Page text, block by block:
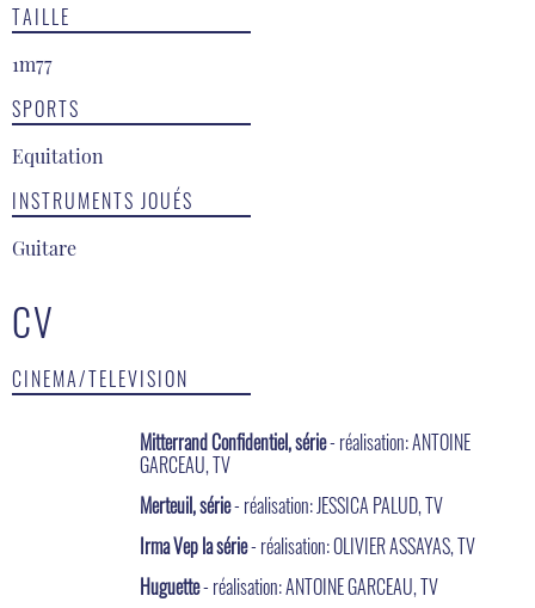
TAILLE
1m77
SPORTS
Equitation
INSTRUMENTS JOUÉS
Guitare
CV
CINEMA/TELEVISION
Mitterrand Confidentiel, série- réalisation: ANTOINE
GARCEAU, TV
Merteuil, série- réalisation: JESSICA PALUD, TV
Irma Vep la série- réalisation: OLIVIER ASSAYAS, TV
Huguette- réalisation: ANTOINE GARCEAU, TV